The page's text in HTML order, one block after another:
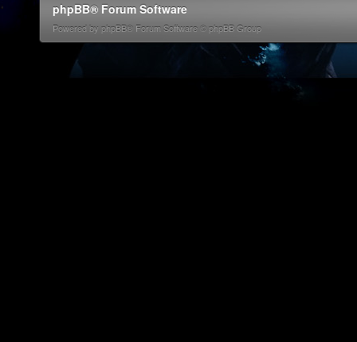
phpBB® Forum Software
Powered by phpBB® Forum Software © phpBB Group